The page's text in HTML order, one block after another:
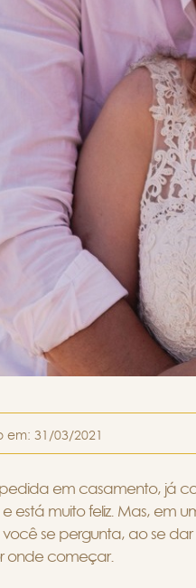
em: 31/03/2021
em casamento, já
e está muito feliz. Mas, em
você se pergunta, ao se
onde começar.